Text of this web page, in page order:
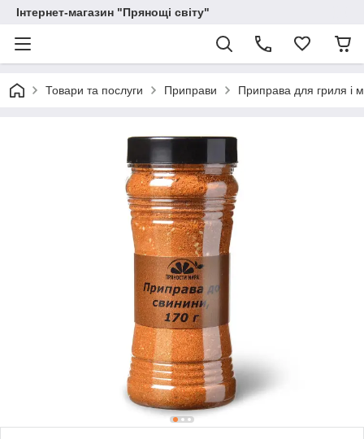
Інтернет-магазин "Прянощі світу"
Товари та послуги Приправи Приправа для гриля і